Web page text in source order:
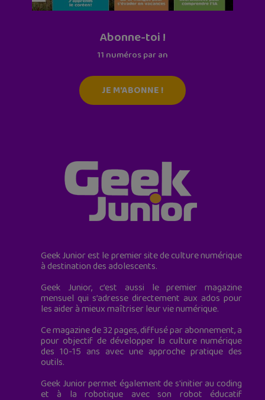
Abonne-toi !
11 numéros par an
JE M'ABONNE !
Geek Junior est le premier site de culture numérique
à destination des adolescents.
Geek Junior, c’est aussi le premier magazine
mensuel qui s’adresse directement aux ados pour
les aider à mieux maîtriser leur vie numérique.
Ce magazine de 32 pages, diffusé par abonnement, a
pour objectif de développer la culture numérique
des 10-15 ans avec une approche pratique des
outils.
Geek Junior permet également de s'initier au coding
et à la robotique avec son robot éducatif